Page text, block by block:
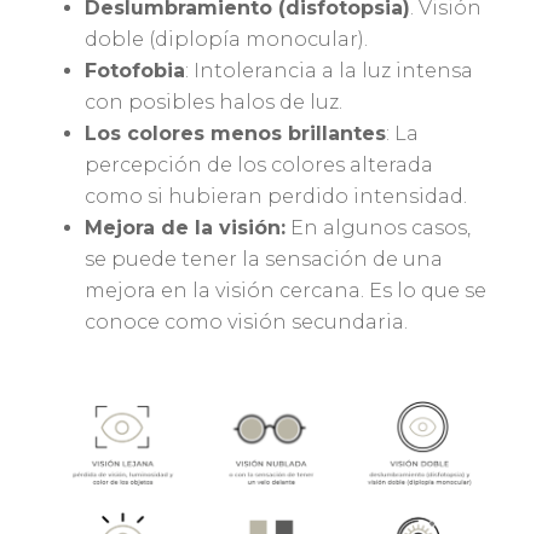
Deslumbramiento (disfotopsia). Visión
doble (diplopía monocular).
Fotofobia: Intolerancia a la luz intensa
con posibles halos de luz.
Los colores menos brillantes: La
percepción de los colores alterada
como si hubieran perdido intensidad.
Mejora de la visión: En algunos casos,
se puede tener la sensación de una
mejora en la visión cercana. Es lo que se
conoce como visión secundaria.